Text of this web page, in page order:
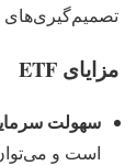
تصمیم‌گیری‌های
مزایای ETF
سهولت
است و